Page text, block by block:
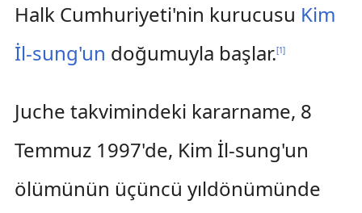
Halk Cumhuriyeti'nin kurucusu Kim
İl-sung'un doğumuyla başlar.[1]
Juche takvimindeki kararname, 8
Temmuz 1997'de, Kim İl-sung'un
ölümünün üçüncü yıldönümünde